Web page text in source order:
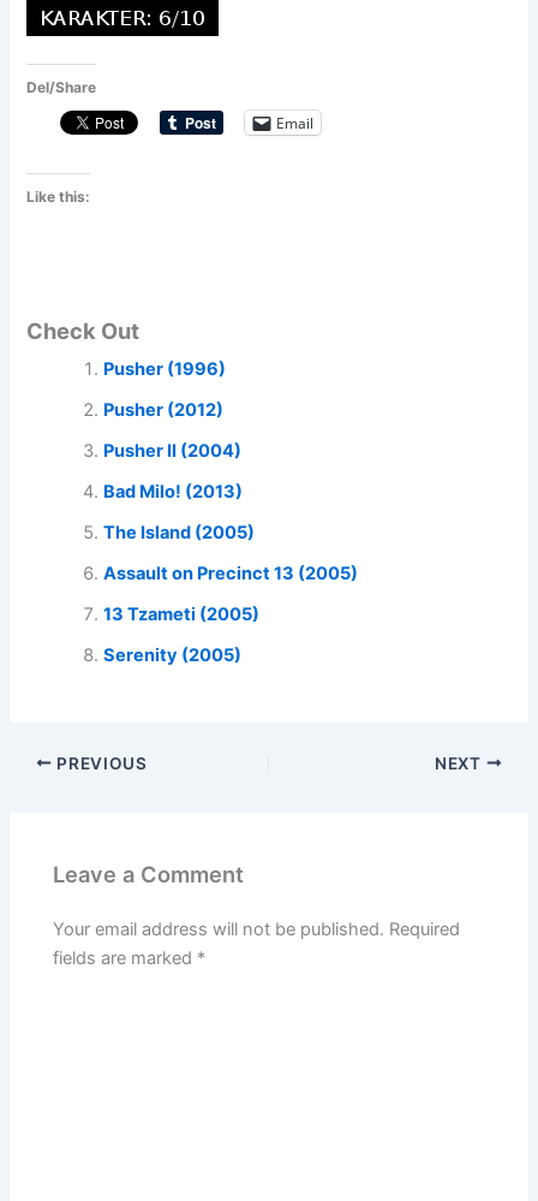
Del/Share
Email
Like this:
Check Out
Pusher (1996)
Pusher (2012)
Pusher II (2004)
Bad Milo! (2013)
The Island (2005)
Assault on Precinct 13 (2005)
13 Tzameti (2005)
Serenity (2005)
PREVIOUS NEXT
Leave a Comment
Your email address will not be published. Required
fields are marked *